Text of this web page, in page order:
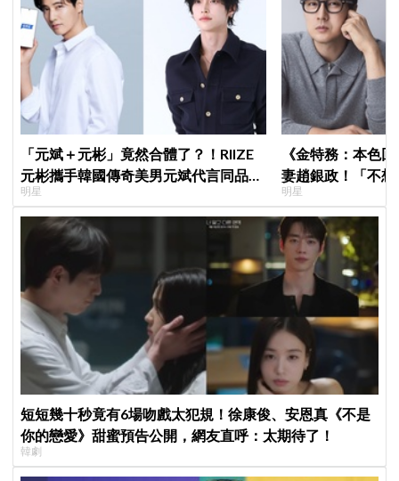
「元斌＋元彬」竟然合體了？！RIIZE
元彬攜手韓國傳奇美男元斌代言同品
牌，韓網瘋喊：兩個帥哥來了！
明星
《金特務：本色
妻趙銀政！「不
一句話展現滿滿
明星
短短幾十秒竟有6場吻戲太犯規！徐康俊、安恩真《不是
你的戀愛》甜蜜預告公開，網友直呼：太期待了！
韓劇